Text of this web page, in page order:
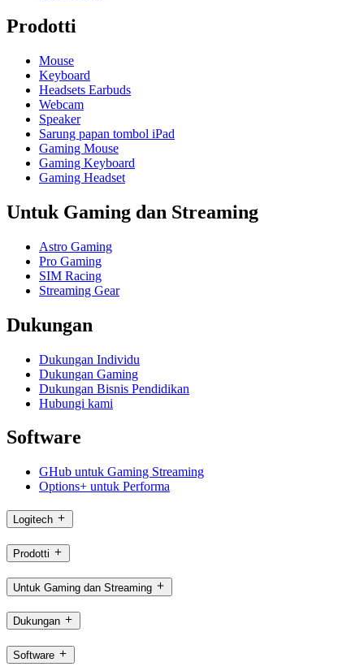
Prodotti
Mouse
Keyboard
Headsets Earbuds
Webcam
Speaker
Sarung papan tombol iPad
Gaming Mouse
Gaming Keyboard
Gaming Headset
Untuk Gaming dan Streaming
Astro Gaming
Pro Gaming
SIM Racing
Streaming Gear
Dukungan
Dukungan Individu
Dukungan Gaming
Dukungan Bisnis Pendidikan
Hubungi kami
Software
GHub untuk Gaming Streaming
Options+ untuk Performa
Logitech
Prodotti
Untuk Gaming dan Streaming
Dukungan
Software